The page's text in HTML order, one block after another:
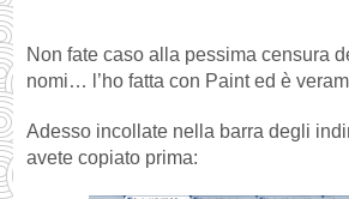
Non fate caso alla pessima censura
nomi… l’ho fatta con Paint ed è
Adesso incollate nella barra degli
avete copiato prima: